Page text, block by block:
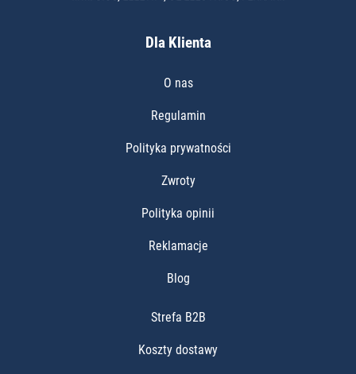
Dla Klienta
O nas
Regulamin
Polityka prywatności
Zwroty
Polityka opinii
Reklamacje
Blog
Strefa B2B
Koszty dostawy